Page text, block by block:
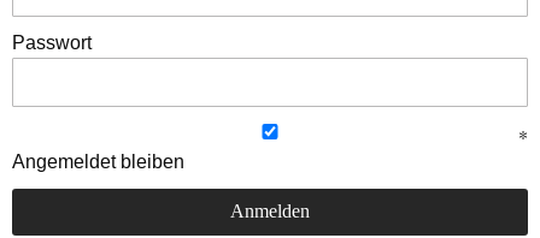
Passwort
Angemeldet bleiben